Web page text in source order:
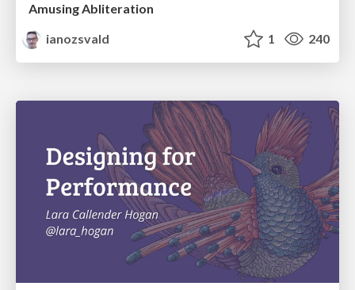
Amusing Abliteration
ianozsvald
1 240